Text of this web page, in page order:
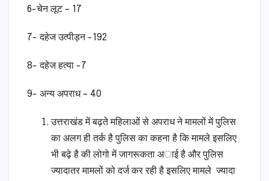
6-चेन लूट – 17
7- दहेज उत्पीड़न -192
8- दहेज हत्या -7
9- अन्य अपराध – 40
उत्तराखंड में बढ़ते महिलाओं से अपराध ने मामलों में पुलिस
का अलग ही तर्क है पुलिस का कहना है कि मामले इसलिए
भी बढ़े है की लोगो में जागरूकता अाई है और पुलिस
ज्यादातर मामलों को दर्ज कर रही है इसलिए मामले ज्यादा